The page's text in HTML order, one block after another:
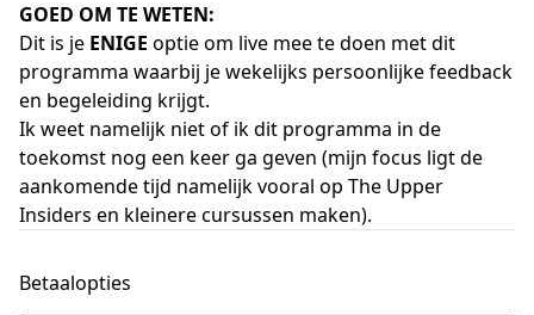
GOED OM TE WETEN:
Dit is je ENIGE optie om live mee te doen met dit
programma waarbij je wekelijks persoonlijke feedback
en begeleiding krijgt.
Ik weet namelijk niet of ik dit programma in de
toekomst nog een keer ga geven (mijn focus ligt de
aankomende tijd namelijk vooral op The Upper
Insiders en kleinere cursussen maken).
Betaalopties